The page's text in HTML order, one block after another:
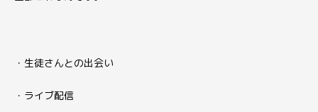
・生徒さんとの出会い
・ライブ配信